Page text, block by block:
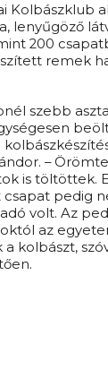
Kolbászklub
lenyűgöző
200
remek
szebb
–
is töltöttek.
pedig
volt. Az
az
kolbászt,